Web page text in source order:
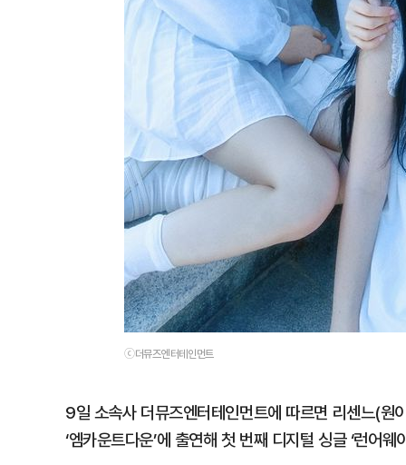
ⓒ더뮤즈엔터테인먼트
9일 소속사 더뮤즈엔터테인먼트에 따르면 리센느(원
‘엠카운트다운’에 출연해 첫 번째 디지털 싱글 ‘런어